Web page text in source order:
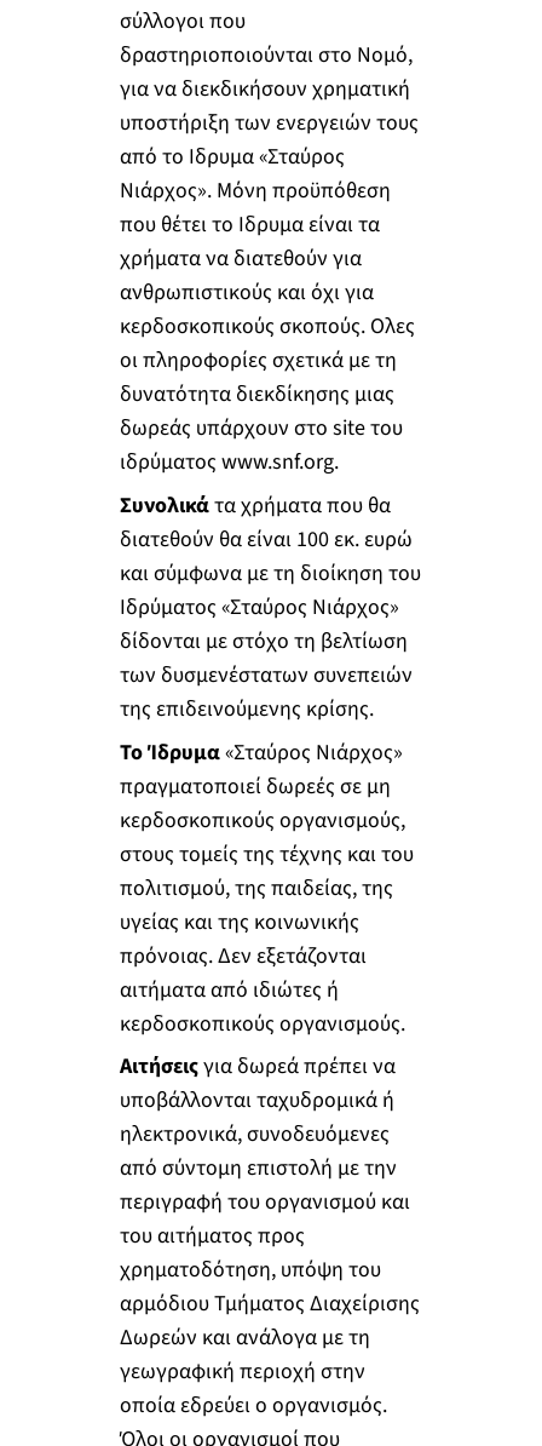
σύλλογοι που
δραστηριοποιούνται στο Νομό,
για να διεκδικήσουν χρηματική
υποστήριξη των ενεργειών τους
από το Ιδρυμα «Σταύρος
Νιάρχος». Μόνη προϋπόθεση
που θέτει το Ιδρυμα είναι τα
χρήματα να διατεθούν για
ανθρωπιστικούς και όχι για
κερδοσκοπικούς σκοπούς. Ολες
οι πληροφορίες σχετικά με τη
δυνατότητα διεκδίκησης μιας
δωρεάς υπάρχουν στο site του
ιδρύματος www.snf.org.
Συνολικάτα χρήματα που θα
διατεθούν θα είναι 100 εκ. ευρώ
και σύμφωνα με τη διοίκηση του
Ιδρύματος «Σταύρος Νιάρχος»
δίδονται με στόχο τη βελτίωση
των δυσμενέστατων συνεπειών
της επιδεινούμενης κρίσης.
Το Ίδρυμα«Σταύρος Νιάρχος»
πραγματοποιεί δωρεές σε μη
κερδοσκοπικούς οργανισμούς,
στους τομείς της τέχνης και του
πολιτισμού, της παιδείας, της
υγείας και της κοινωνικής
πρόνοιας. Δεν εξετάζονται
αιτήματα από ιδιώτες ή
κερδοσκοπικούς οργανισμούς.
Αιτήσειςγια δωρεά πρέπει να
υποβάλλονται ταχυδρομικά ή
ηλεκτρονικά, συνοδευόμενες
από σύντομη επιστολή με την
περιγραφή του οργανισμού και
του αιτήματος προς
χρηματοδότηση, υπόψη του
αρμόδιου Τμήματος Διαχείρισης
Δωρεών και ανάλογα με τη
γεωγραφική περιοχή στην
οποία εδρεύει ο οργανισμός.
Όλοι οι οργανισμοί που